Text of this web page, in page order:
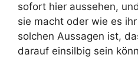
sofort hier aussehen,
sie macht oder wie es
solchen Aussagen ist,
darauf einsilbig sein